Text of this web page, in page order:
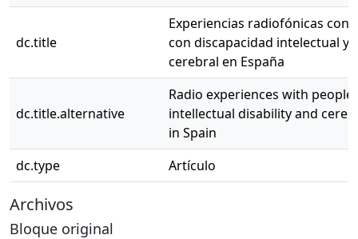
dc.title
Experiencias radiofónicas con
con discapacidad intelectual y
cerebral en España
dc.title.alternative
Radio experiences with
intellectual disability and
in Spain
dc.type
Artículo
Archivos
Bloque original